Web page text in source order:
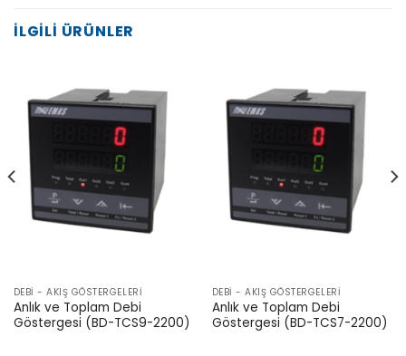
İLGILI ÜRÜNLER
DEBI - AKIŞ GÖSTERGELERI
Anlık ve Toplam Debi
Göstergesi (BD-TCS9-2200)
DEBI - AKIŞ GÖSTERGELERI
Anlık ve Toplam Debi
Göstergesi (BD-TCS7-2200)